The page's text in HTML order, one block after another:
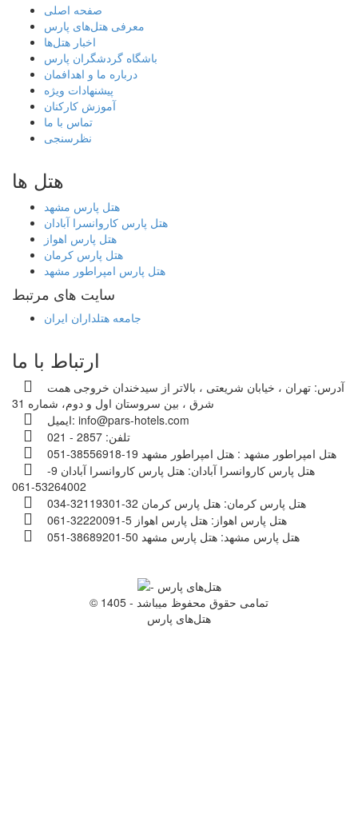
صفحه اصلی
معرفی هتل‌های پارس
اخبار هتل‌ها
باشگاه گردشگران پارس
درباره ما و اهدافمان
پیشنهادات ویژه
آموزش کارکنان
تماس با ما
نظرسنجی
هتل ها
هتل پارس مشهد
هتل پارس کاروانسرا آبادان
هتل پارس اهواز
هتل پارس کرمان
هتل پارس امپراطور مشهد
سایت های مرتبط
جامعه هتلداران ایران
ارتباط با ما
آدرس: تهران ، خیابان شریعتی ، بالاتر از سیدخندان خروجی همت
شرق ، بین سروستان اول و دوم، شماره 31
ایمیل: info@pars-hotels.com
تلفن:
هتل امپراطور مشهد : هتل امپراطور مشهد 19-38556918-051
هتل پارس کاروانسرا آبادان:
هتل پارس کاروانسرا آبادان 9-
53264002-061
هتل پارس کرمان: هتل پارس کرمان 32-32119301-034
هتل پارس اهواز: هتل پارس اهواز 5-32220091-061
هتل پارس مشهد: هتل پارس مشهد 50-38689201-051
© 1405 - تمامی حقوق محفوظ میباشد
هتل‌های پارس